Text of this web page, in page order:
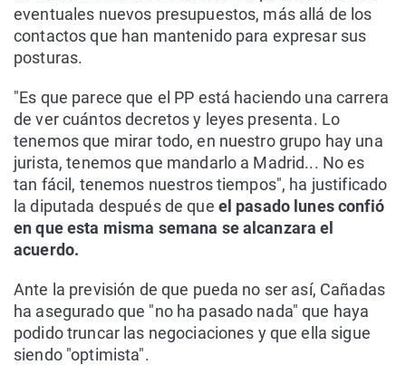
eventuales nuevos presupuestos, más allá de los
contactos que han mantenido para expresar sus
posturas.
"Es que parece que el PP está haciendo una carrera
de ver cuántos decretos y leyes presenta. Lo
tenemos que mirar todo, en nuestro grupo hay una
jurista, tenemos que mandarlo a Madrid... No es
tan fácil, tenemos nuestros tiempos", ha justificado
la diputada después de que el pasado lunes confió
en que esta misma semana se alcanzara el
acuerdo.
Ante la previsión de que pueda no ser así, Cañadas
ha asegurado que "no ha pasado nada" que haya
podido truncar las negociaciones y que ella sigue
siendo "optimista".